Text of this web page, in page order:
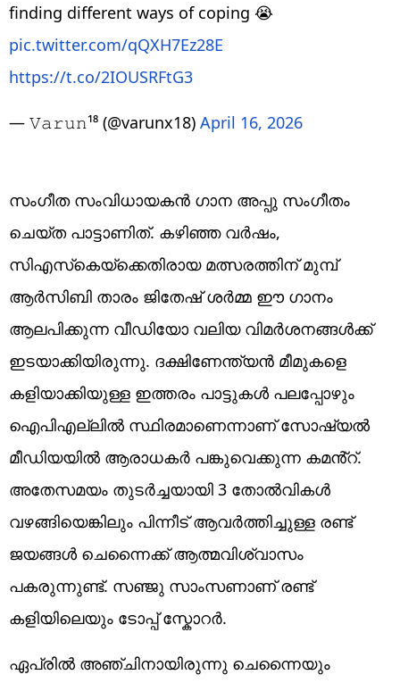
finding different ways of coping 😭
pic.twitter.com/qQXH7Ez28E
https://t.co/2IOUSRFtG3
— 𝚅𝚊𝚛𝚞𝚗¹⁸ (@varunx18) April 16, 2026
സംഗീത സംവിധായകൻ ഗാന അപ്പു സംഗീതം
ചെയ്ത പാട്ടാണിത്. കഴിഞ്ഞ വർഷം,
സി‌എസ്‌കെയ്‌ക്കെതിരായ മത്സരത്തിന് മുമ്പ്
ആർ‌സി‌ബി താരം ജിതേഷ് ശർമ്മ ഈ ഗാനം
ആലപിക്കുന്ന വീഡിയോ വലിയ വിമർശനങ്ങൾക്ക്
ഇടയാക്കിയിരുന്നു. ദക്ഷിണേന്ത്യൻ മീമുകളെ
കളിയാക്കിയുള്ള ഇത്തരം പാട്ടുകൾ പലപ്പോഴും
ഐപിഎല്ലിൽ സ്ഥിരമാണെന്നാണ് സോഷ്യൽ
മീഡിയയിൽ ആരാധകർ പങ്കുവെക്കുന്ന കമൻ്റ്.
അതേസമയം തുടർച്ചയായി 3 തോൽവികൾ
വഴങ്ങിയെങ്കിലും പിന്നീട് ആവർത്തിച്ചുള്ള രണ്ട്
ജയങ്ങൾ ചെന്നൈക്ക് ആത്മവിശ്വാസം
പകരുന്നുണ്ട്. സഞ്ജു സാംസണാണ് രണ്ട്
കളിയിലെയും ടോപ്പ് സ്കോറർ.
ഏപ്രിൽ അഞ്ചിനായിരുന്നു ചെന്നൈയും